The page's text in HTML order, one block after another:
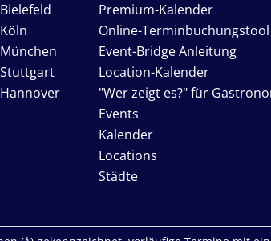
Bielefeld
Köln
München
Stuttgart
Hannover
Premium-Kalender
Online-Terminbuchungstool
Event-Bridge Anleitung
Location-Kalender
"Wer zeigt es?" für
Events
Kalender
Locations
Städte